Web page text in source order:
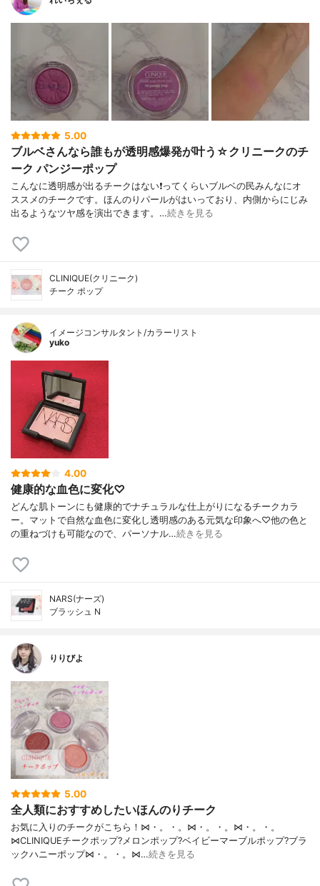
5.00
ブルベさんなら誰もが透明感爆発が叶う☆クリニークのチ
ーク パンジーポップ
こんなに透明感が出るチークはない❗ってくらいブルベの民みんなにオ
ススメのチークです。ほんのりパールがはいっており、内側からにじみ
出るようなツヤ感を演出できます。…続きを見る
CLINIQUE(クリニーク)
チーク ポップ
イメージコンサルタント/カラーリスト
yuko
4.00
健康的な血色に変化♡
どんな肌トーンにも健康的でナチュラルな仕上がりになるチークカラ
ー。マットで自然な血色に変化し透明感のある元気な印象へ♡他の色と
の重ねづけも可能なので、パーソナル…続きを見る
NARS(ナーズ)
ブラッシュ N
りりびよ
5.00
全人類におすすめしたいほんのりチーク
お気に入りのチークがこちら！⋈・。・。⋈・。・。⋈・。・。
⋈CLINIQUEチークポップ?メロンポップ?ベイビーマーブルポップ?ブラ
ックハニーポップ⋈・。・。⋈…続きを見る